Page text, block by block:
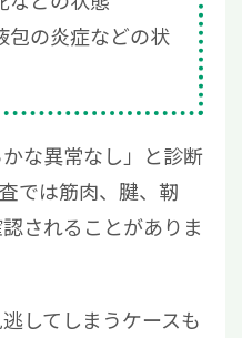
包の炎症などの状
な異常なし」と診断
では筋肉、腱、靭
されることがありま
してしまうケースも